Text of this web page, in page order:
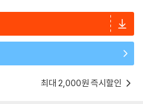
최대 2,000원 즉시할인